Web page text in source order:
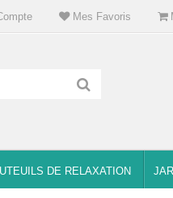
Mes Favoris
DE RELAXATION